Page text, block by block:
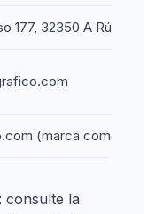
177, 32350 A Rúa,
(marca comercial
consulte la